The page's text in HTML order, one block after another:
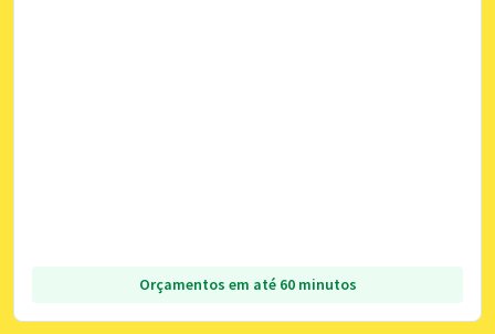
Orçamentos em até 60 minutos